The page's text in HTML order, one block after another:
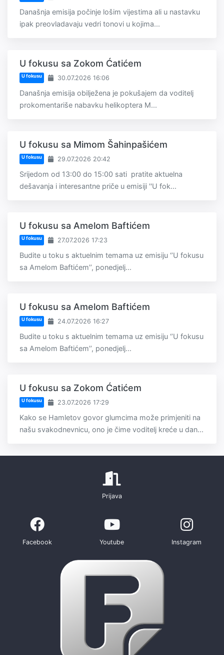
Današnja emisija počinje lošim vijestima ali u nastavku
ipak preovladavaju vedri tonovi u kojima...
U fokusu sa Zokom Ćatićem
U fokusu 30.07.2026 16:06
Današnja emisija obilježena je pokušajem da voditelj
prokomentariše nabavku helikoptera M...
U fokusu sa Mimom Šahinpašićem
U fokusu 29.07.2026 20:42
Srijedom od 13:00 do 15:00 sati pratite aktuelna
dešavanja i interesantne priče u emisiji ''U fok...
U fokusu sa Amelom Baftićem
U fokusu 27.07.2026 17:23
Budite u toku s aktuelnim temama uz emisiju ‘’U fokusu
sa Amelom Baftićem’’, ponedjelj...
U fokusu sa Amelom Baftićem
U fokusu 24.07.2026 16:27
Budite u toku s aktuelnim temama uz emisiju ‘’U fokusu
sa Amelom Baftićem’’, ponedjelj...
U fokusu sa Zokom Ćatićem
U fokusu 23.07.2026 17:29
Kako se Hamletov govor glumcima može primjeniti na
našu svakodnevnicu, ono je čime voditelj kreće u dan...
Prijava
Facebook Youtube Instagram